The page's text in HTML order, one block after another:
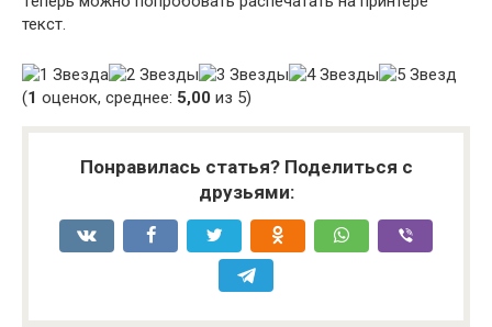
текст.
(1 оценок, среднее: 5,00 из 5)
Понравилась статья? Поделиться с
друзьями: